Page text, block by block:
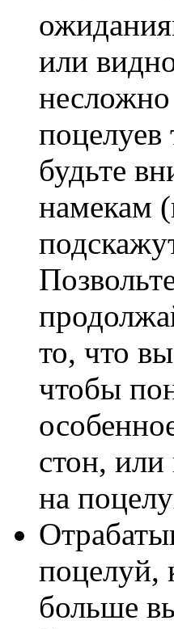
или
несложно
поцелуев
будьте
намекам
то, что
чтобы
стон, или
на
поцелуй,
больше